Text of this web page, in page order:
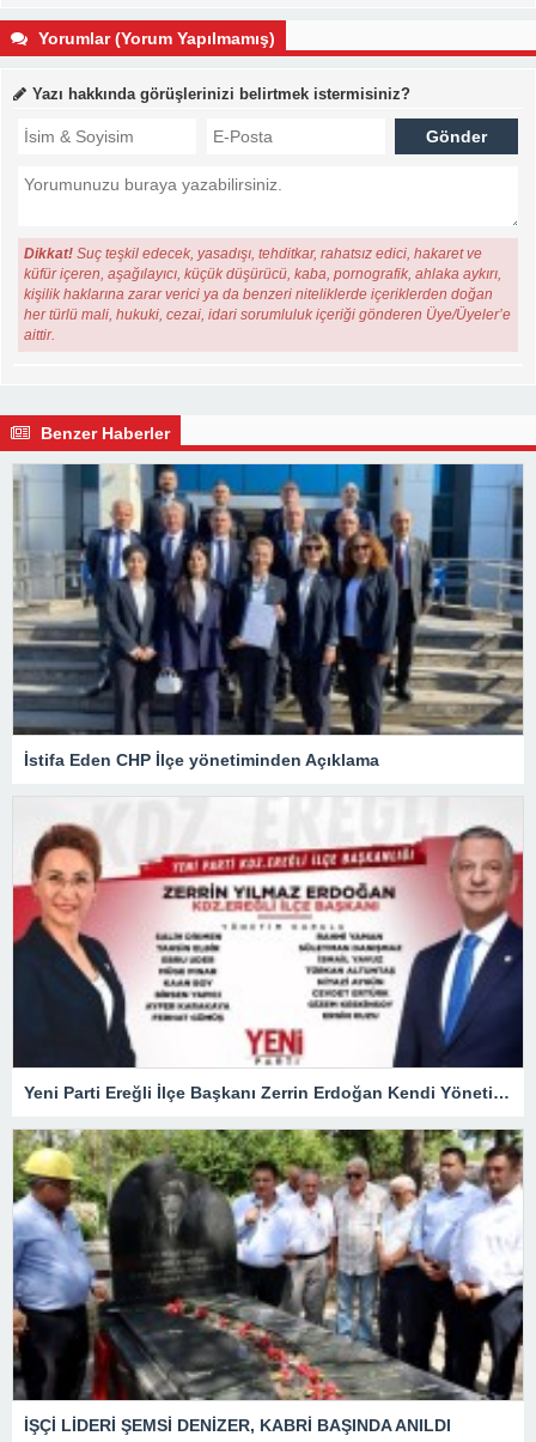
Yorumlar (Yorum Yapılmamış)
Yazı hakkında görüşlerinizi belirtmek istermisiniz?
Dikkat! Suç teşkil edecek, yasadışı, tehditkar, rahatsız edici, hakaret ve
küfür içeren, aşağılayıcı, küçük düşürücü, kaba, pornografik, ahlaka aykırı,
kişilik haklarına zarar verici ya da benzeri niteliklerde içeriklerden doğan
her türlü mali, hukuki, cezai, idari sorumluluk içeriği gönderen Üye/Üyeler’e
aittir.
Benzer Haberler
İstifa Eden CHP İlçe yönetiminden Açıklama
Yeni Parti Ereğli İlçe Başkanı Zerrin Erdoğan Kendi Yönetimini Seçti
İŞÇİ LİDERİ ŞEMSİ DENİZER, KABRİ BAŞINDA ANILDI